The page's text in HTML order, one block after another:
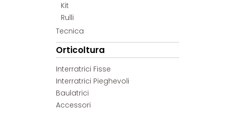
Kit
Rulli
Tecnica
Orticoltura
Interratrici Fisse
Interratrici Pieghevoli
Baulatrici
Accessori